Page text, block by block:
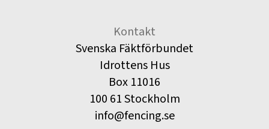
Kontakt
Svenska Fäktförbundet
Idrottens Hus
Box 11016
100 61 Stockholm
info@fencing.se